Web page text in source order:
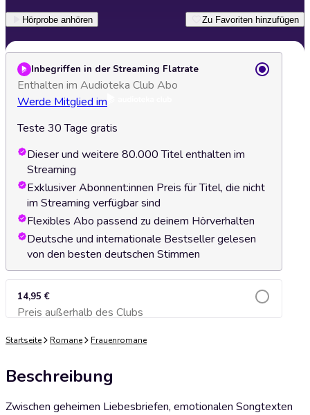
Hörprobe anhören Zu Favoriten hinzufügen
Inbegriffen in der Streaming Flatrate
Enthalten im Audioteka Club Abo
Werde Mitglied im
Teste 30 Tage gratis
Dieser und weitere 80.000 Titel enthalten im
Streaming
Exklusiver Abonnent:innen Preis für Titel, die nicht
im Streaming verfügbar sind
Flexibles Abo passend zu deinem Hörverhalten
Deutsche und internationale Bestseller gelesen
von den besten deutschen Stimmen
14,95 €
Preis außerhalb des ClubsZum Warenkorb hinzufügen
Startseite Romane Frauenromane
Beschreibung
Zwischen geheimen Liebesbriefen, emotionalen Songtexten